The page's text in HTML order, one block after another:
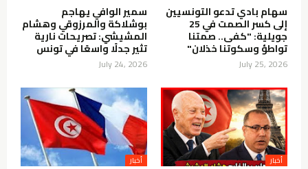
سهام بادي تدعو التونسيين
إلى كسر الصمت في 25
جويلية: "كفى.. صمتنا
تواطؤ وسكوتنا خذلان"
July 25, 2026
سمير الوافي يهاجم
بوشلاكة والمرزوقي وهشام
المشيشي: تصريحات نارية
تثير جدلًا واسعًا في تونس
July 24, 2026
أخبار أخبار